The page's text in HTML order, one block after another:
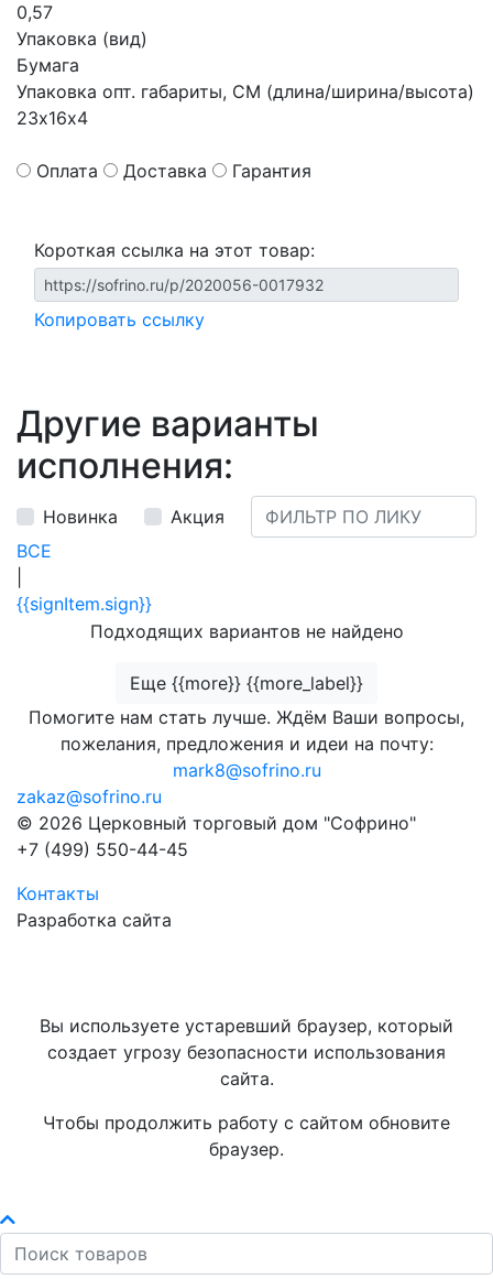
0,57
Упаковка (вид)
Бумага
Упаковка опт. габариты, СМ (длина/ширина/высота)
23х16х4
Оплата Доставка Гарантия
Короткая ссылка на этот товар:
Копировать ссылку
Другие варианты
исполнения:
Новинка
Акция
ВСЕ
{{signItem.sign}}
Подходящих вариантов не найдено
Еще {{more}} {{more_label}}
Помогите нам стать лучше. Ждём Ваши вопросы,
пожелания, предложения и идеи на почту:
mark8@sofrino.ru
zakaz@sofrino.ru
© 2026 Церковный торговый дом "Софрино"
+7 (499) 550-44-45
Контакты
Разработка сайта
Вы используете устаревший браузер, который
создает угрозу безопасности использования
сайта.
Чтобы продолжить работу с сайтом обновите
браузер.